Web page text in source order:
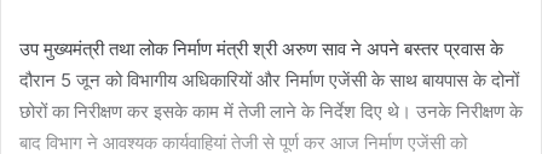
उप मुख्यमंत्री तथा लोक निर्माण मंत्री श्री अरुण साव ने अपने बस्तर प्रवास के
दौरान 5 जून को विभागीय अधिकारियों और निर्माण एजेंसी के साथ बायपास के दोनों
छोरों का निरीक्षण कर इसके काम में तेजी लाने के निर्देश दिए थे। उनके निरीक्षण के
बाद विभाग ने आवश्यक कार्यवाहियां तेजी से पूर्ण कर आज निर्माण एजेंसी को